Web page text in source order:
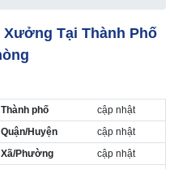
Xưởng Tại Thành Phố
Thành phố
cập nhật
Quận/Huyện
cập nhật
Xã/Phường
cập nhật